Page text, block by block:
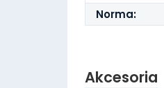
Norma:
Akcesoria